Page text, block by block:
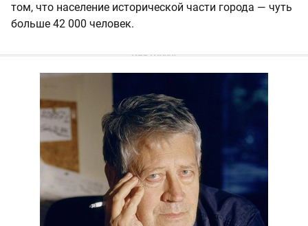
том, что население исторической части города — чуть
больше 42 000 человек.